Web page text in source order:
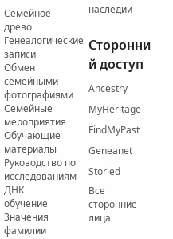
Семейное
древо
Генеалогические
записи
Обмен
семейными
фотографиями
Семейные
мероприятия
Обучающие
материалы
Руководство по
исследованиям
ДНК
обучение
Значения
фамилии
наследии
Сторонни
й доступ
Ancestry
MyHeritage
FindMyPast
Geneanet
Storied
Все
сторонние
лица